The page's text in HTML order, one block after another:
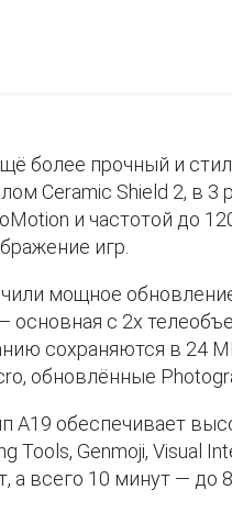
более прочный и
Ceramic Shield 2, в 3
и частотой до
игр.
мощное
основная с 2x
сохраняются в 24
обновлённые
A19 обеспечивает
Tools, Genmoji, Visual
а всего 10 минут — до